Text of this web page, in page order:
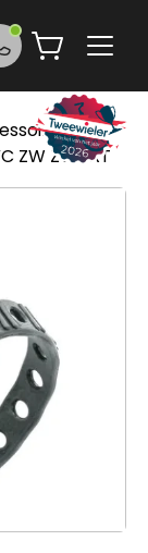
> Sks
ZW ZWART